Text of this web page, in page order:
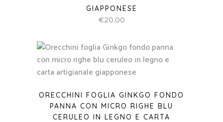
GIAPPONESE
€20,00
ORECCHINI FOGLIA GINKGO FONDO
PANNA CON MICRO RIGHE BLU
CERULEO IN LEGNO E CARTA